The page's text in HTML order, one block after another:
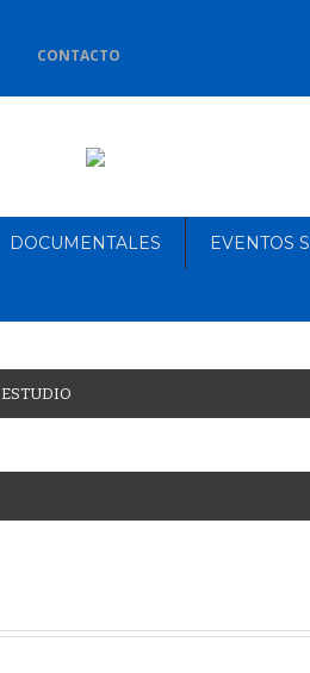
CONTACTO
DOCUMENTALES EVENTOS
ESTUDIO